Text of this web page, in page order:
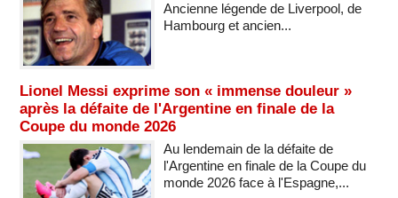
Ancienne légende de Liverpool, de
Hambourg et ancien...
Lionel Messi exprime son « immense douleur »
après la défaite de l'Argentine en finale de la
Coupe du monde 2026
Au lendemain de la défaite de
l'Argentine en finale de la Coupe du
monde 2026 face à l'Espagne,...